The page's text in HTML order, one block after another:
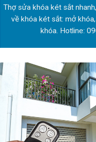
Thợ sửa khóakét sắt
về khóa két sắt: mở
khóa. Hotline: